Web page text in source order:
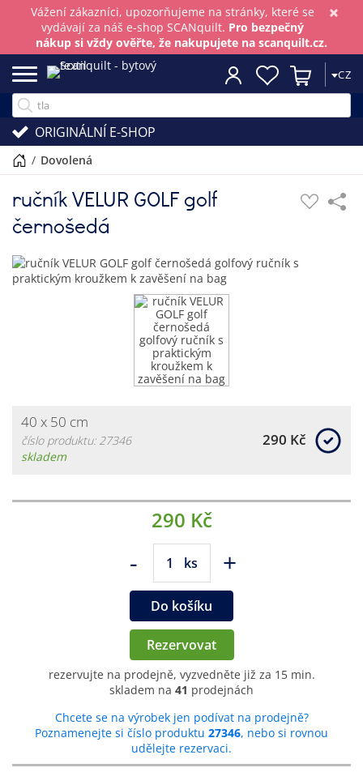
×
Vážení zákazníci, upozorňujeme na stránky, které se
vydávají za náš e-shop SCANquilt. Pro bezpečný
nákup si vždy ověřte, že nakupujete na scanquilt.cz.
CZ
ORIGINÁLNÍ E-SHOP
/ dovolená
ručník VELUR GOLF golf
černošedá
40 x 50 cm
číslo produktu: 27346
skladem
290 Kč
290 Kč
- ks +
Do košíku
Rezervovat
rezervujte na prodejně, vyzvedněte již za 15 min.
skladem na 41 prodejnách
Chcete se na výrobek jen podívat na prodejně?
Poznamenejte si číslo produktu 27346, nebo si rovnou
udělejte rezervaci.